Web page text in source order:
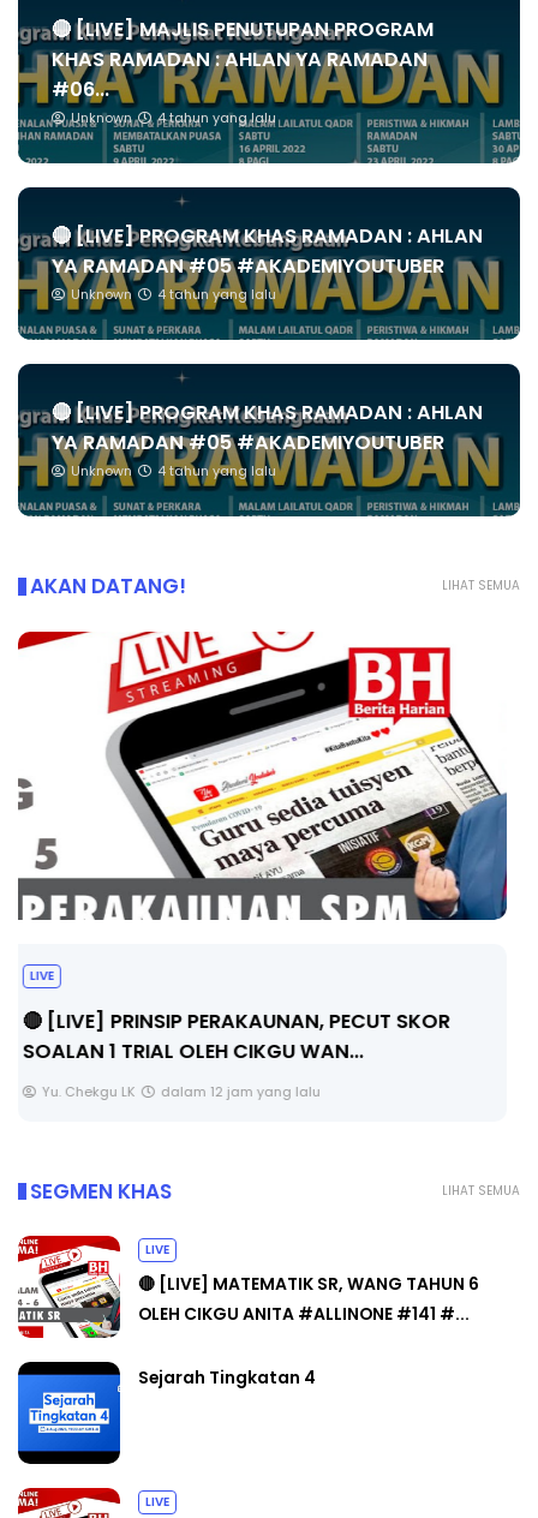
🔴 [LIVE] MAJLIS PENUTUPAN PROGRAM
KHAS RAMADAN : AHLAN YA RAMADAN
#06...
Unknown 4 tahun yang lalu
🔴 [LIVE] PROGRAM KHAS RAMADAN : AHLAN
YA RAMADAN #05 #AKADEMIYOUTUBER
Unknown 4 tahun yang lalu
🔴 [LIVE] PROGRAM KHAS RAMADAN : AHLAN
YA RAMADAN #05 #AKADEMIYOUTUBER
Unknown 4 tahun yang lalu
LIHAT SEMUA
AKAN DATANG!
TRANSFORMASI DIGITAL GURU SIRI 7 :
PAHLAWAN DIGITAL PENYELAMAT DUNIA
Unknown 5 hari yang lalu
LIHAT SEMUA
SEGMEN KHAS
LIVE
🔴 [LIVE] MATEMATIK SR, WANG TAHUN 6
OLEH CIKGU ANITA #ALLINONE #141 #...
Sejarah Tingkatan 4
LIVE